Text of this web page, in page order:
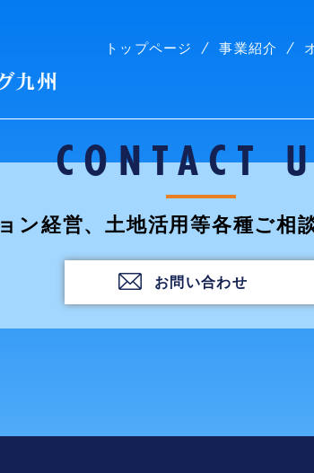
株式会社コープリビング九州
トップページ 事業紹介
CONTACT
ン経営、土地活用等各種ご相
お問い合わせ